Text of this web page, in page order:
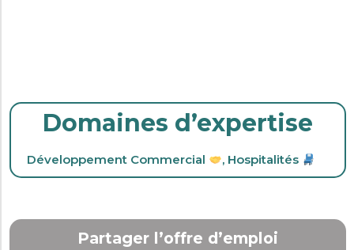
Domaines d’expertise
Développement Commercial , Hospitalités
Partager l’offre d’emploi